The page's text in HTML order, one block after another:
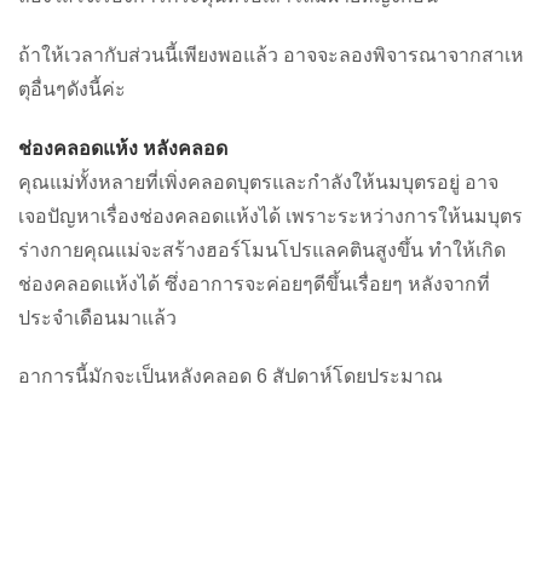
ถ้าให้เวลากับส่วนนี้เพียงพอแล้ว อาจจะลองพิจารณาจากสาเห
ตุอื่นๆดังนี้ค่ะ
ช่องคลอดแห้ง หลังคลอด
คุณแม่ทั้งหลายที่เพิ่งคลอดบุตรและกำลังให้นมบุตรอยู่ อาจ
เจอปัญหาเรื่องช่องคลอดแห้งได้ เพราะระหว่างการให้นมบุตร
ร่างกายคุณแม่จะสร้างฮอร์โมนโปรแลคตินสูงขึ้น ทำให้เกิด
ช่องคลอดแห้งได้ ซึ่งอาการจะค่อยๆดีขึ้นเรื่อยๆ หลังจากที่
ประจำเดือนมาแล้ว
อาการนี้มักจะเป็นหลังคลอด 6 สัปดาห์โดยประมาณ